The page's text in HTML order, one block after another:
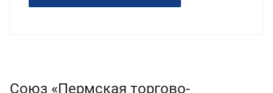
Союз «Пермская торгово-